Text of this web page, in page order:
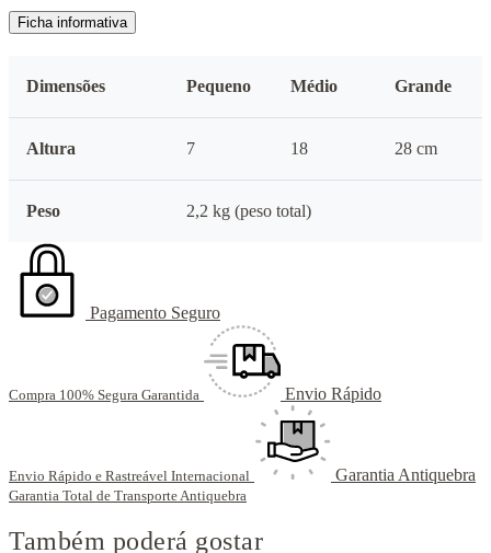
Ficha informativa
Dimensões Pequeno Médio Grande
Altura 7 18 28 cm
Peso 2,2 kg (peso total)
Pagamento Seguro
Compra 100% Segura Garantida Envio Rápido
Envio Rápido e Rastreável Internacional Garantia Antiquebra
Garantia Total de Transporte Antiquebra
Também poderá gostar